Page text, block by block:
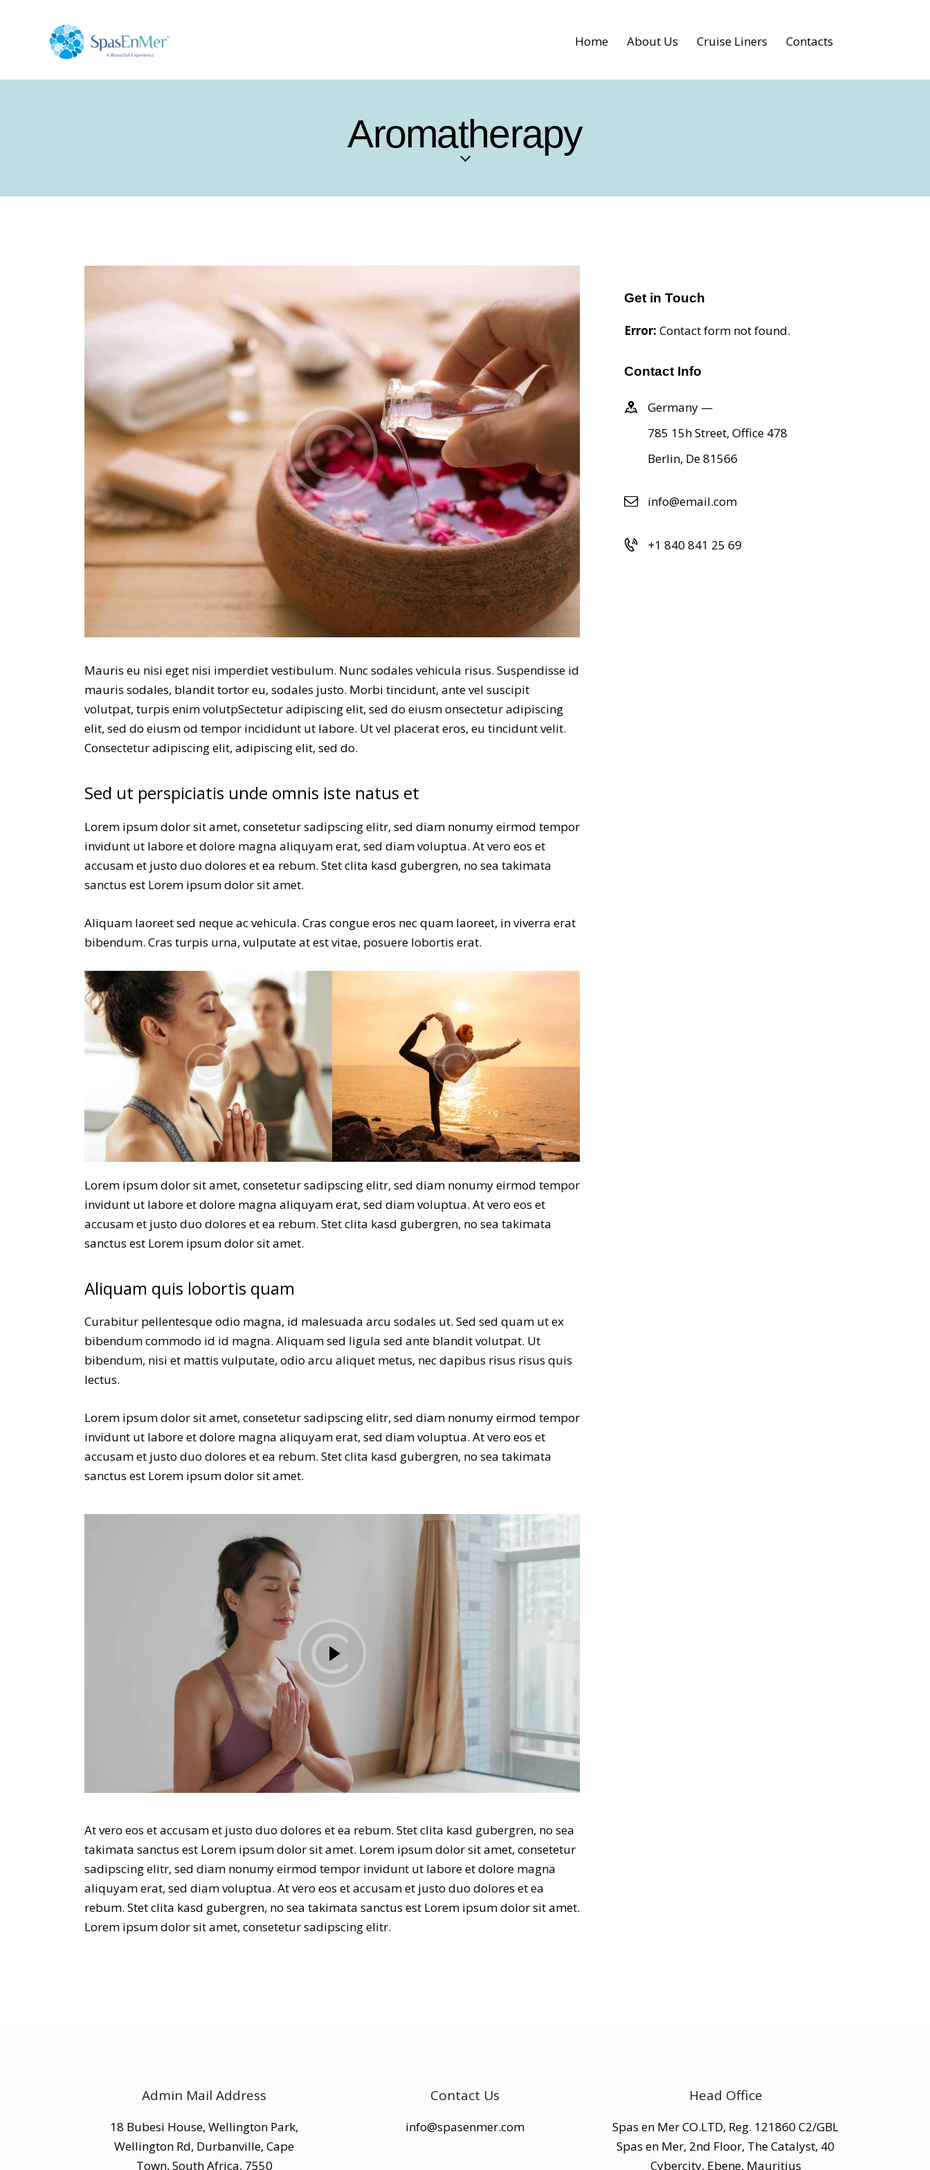
Home About Us Cruise Liners Contacts
Aromatherapy
Mauris eu nisi eget nisi imperdiet vestibulum. Nunc sodales vehicula risus. Suspendisse id
mauris sodales, blandit tortor eu, sodales justo. Morbi tincidunt, ante vel suscipit
volutpat, turpis enim volutpSectetur adipiscing elit, sed do eiusm onsectetur adipiscing
elit, sed do eiusm od tempor incididunt ut labore. Ut vel placerat eros, eu tincidunt velit.
Consectetur adipiscing elit, adipiscing elit, sed do.
Sed ut perspiciatis unde omnis iste natus et
Lorem ipsum dolor sit amet, consetetur sadipscing elitr, sed diam nonumy eirmod tempor
invidunt ut labore et dolore magna aliquyam erat, sed diam voluptua. At vero eos et
accusam et justo duo dolores et ea rebum. Stet clita kasd gubergren, no sea takimata
sanctus est Lorem ipsum dolor sit amet.
Aliquam laoreet sed neque ac vehicula. Cras congue eros nec quam laoreet, in viverra erat
bibendum. Cras turpis urna, vulputate at est vitae, posuere lobortis erat.
Lorem ipsum dolor sit amet, consetetur sadipscing elitr, sed diam nonumy eirmod tempor
invidunt ut labore et dolore magna aliquyam erat, sed diam voluptua. At vero eos et
accusam et justo duo dolores et ea rebum. Stet clita kasd gubergren, no sea takimata
sanctus est Lorem ipsum dolor sit amet.
Aliquam quis lobortis quam
Curabitur pellentesque odio magna, id malesuada arcu sodales ut. Sed sed quam ut ex
bibendum commodo id id magna. Aliquam sed ligula sed ante blandit volutpat. Ut
bibendum, nisi et mattis vulputate, odio arcu aliquet metus, nec dapibus risus risus quis
lectus.
Lorem ipsum dolor sit amet, consetetur sadipscing elitr, sed diam nonumy eirmod tempor
invidunt ut labore et dolore magna aliquyam erat, sed diam voluptua. At vero eos et
accusam et justo duo dolores et ea rebum. Stet clita kasd gubergren, no sea takimata
sanctus est Lorem ipsum dolor sit amet.
At vero eos et accusam et justo duo dolores et ea rebum. Stet clita kasd gubergren, no sea
takimata sanctus est Lorem ipsum dolor sit amet. Lorem ipsum dolor sit amet, consetetur
sadipscing elitr, sed diam nonumy eirmod tempor invidunt ut labore et dolore magna
aliquyam erat, sed diam voluptua. At vero eos et accusam et justo duo dolores et ea
rebum. Stet clita kasd gubergren, no sea takimata sanctus est Lorem ipsum dolor sit amet.
Lorem ipsum dolor sit amet, consetetur sadipscing elitr.
Get in Touch
Error: Contact form not found.
Contact Info
Germany —
785 15h Street, Office 478
Berlin, De 81566
info@email.com
+1 840 841 25 69
Admin Mail Address
18 Bubesi House, Wellington Park,
Wellington Rd, Durbanville, Cape
Town, South Africa, 7550
Contact Us
info@spasenmer.com
Head Office
Spas en Mer CO.LTD, Reg. 121860 C2/GBL
Spas en Mer, 2nd Floor, The Catalyst, 40
Cybercity, Ebene, Mauritius